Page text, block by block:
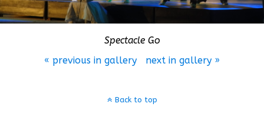
Spectacle Go
« previous in gallery
next in gallery »
Back to top